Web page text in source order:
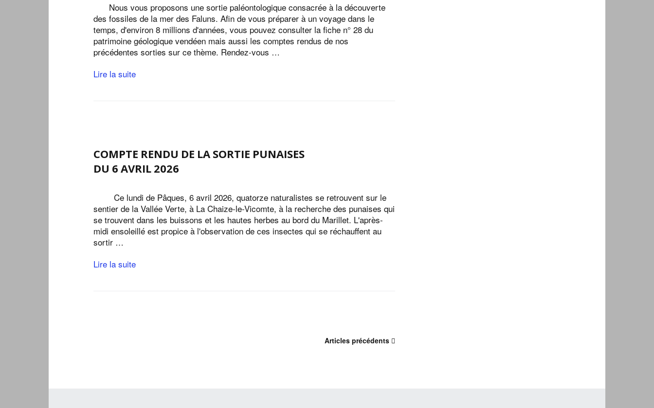
Nous vous proposons une sortie paléontologique consacrée à la découverte
des fossiles de la mer des Faluns. Afin de vous préparer à un voyage dans le
temps, d'environ 8 millions d'années, vous pouvez consulter la fiche n° 28 du
patrimoine géologique vendéen mais aussi les comptes rendus de nos
précédentes sorties sur ce thème. Rendez-vous …
Lire la suite
COMPTE RENDU DE LA SORTIE PUNAISES
DU 6 AVRIL 2026
Ce lundi de Pâques, 6 avril 2026, quatorze naturalistes se retrouvent sur le
sentier de la Vallée Verte, à La Chaize-le-Vicomte, à la recherche des punaises qui
se trouvent dans les buissons et les hautes herbes au bord du Marillet. L'après-
midi ensoleillé est propice à l'observation de ces insectes qui se réchauffent au
sortir …
Lire la suite
Articles précédents